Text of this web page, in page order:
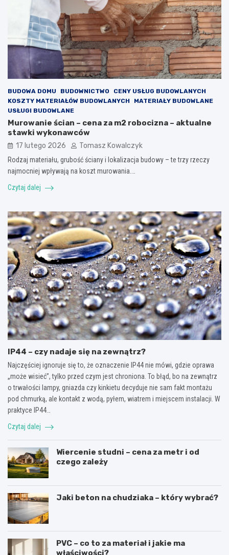
BUDOWA DOMU BUDOWNICTWO
CENY USŁUG BUDOWLANYCH
KOSZTY MATERIAŁÓW BUDOWLANYCH
MATERIAŁY BUDOWLANE
USŁUGI BUDOWLANE
Murowanie ścian – cena za m2 robocizna – aktualne
stawki wykonawców
17 lutego 2026 Tomasz Kowalczyk
Rodzaj materiału, grubość ściany i lokalizacja budowy – te trzy rzeczy
najmocniej wpływają na koszt murowania.…
Czytaj dalej
IP44 – czy nadaje się na zewnątrz?
Najczęściej ignoruje się to, że oznaczenie IP44 nie mówi, gdzie oprawa
„może wisieć”, tylko przed czym jest chroniona. To błąd, bo na zewnątrz
o trwałości lampy, gniazda czy kinkietu decyduje nie sam fakt montażu
pod chmurką, ale kontakt z wodą, pyłem, wiatrem i miejscem instalacji. W
praktyce IP44…
Czytaj dalej
Wiercenie studni – cena za metr i od
czego zależy
Jaki beton na chudziaka – który wybrać?
PVC – co to za materiał i jakie ma
właściwości?